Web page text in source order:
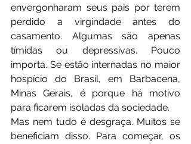
envergonharam seus pais por terem
perdido a virgindade antes do
casamento. Algumas são apenas
tímidas ou depressivas. Pouco
importa. Se estão internadas no maior
hospício do Brasil, em Barbacena,
Minas Gerais, é porque há motivo
para ficarem isoladas da sociedade.
Mas nem tudo é desgraça. Muitos se
beneficiam disso. Para começar, os